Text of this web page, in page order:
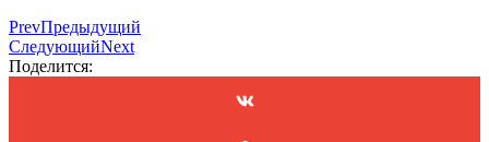
PrevПредыдущий
СледующийNext
Поделится: